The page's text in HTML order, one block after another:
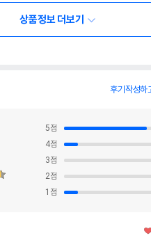
상품정보 더보기
후기작성하
5점
4점
3점
2점
1 점